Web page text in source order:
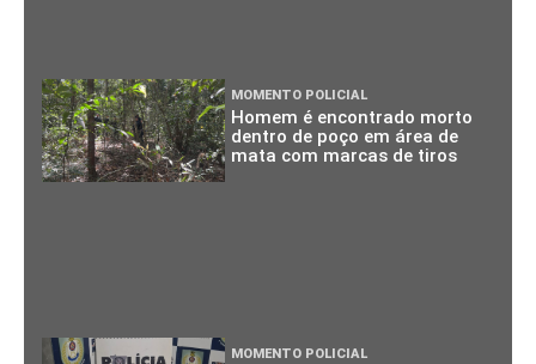
MOMENTO POLICIAL
Homem é encontrado morto
dentro de poço em área de
mata com marcas de tiros
MOMENTO POLICIAL